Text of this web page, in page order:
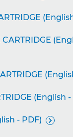
(English -
- PDF) 